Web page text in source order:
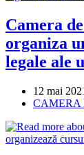
Camera
organiza
legale ale
Post
published:
12 mai
Post
CAMERA